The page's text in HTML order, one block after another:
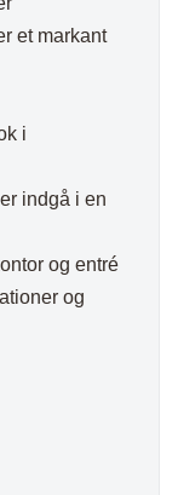
et markant
i
indgå i en
og entré
og